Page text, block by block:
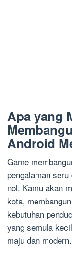
Apa yang
Android
Game
pengalaman
nol. Kamu akan
kota,
kebutuhan
yang semula
maju dan modern.